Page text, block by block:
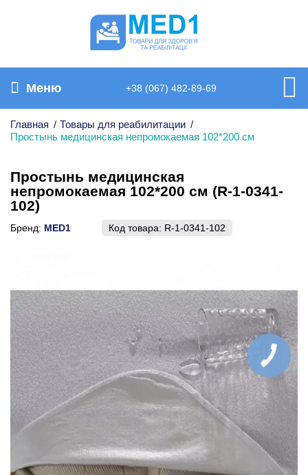
Меню +38 (067) 482-89-69
Главная / Товары для реабилитации /
Простынь медицинская непромокаемая 102*200 см
Простынь медицинская
непромокаемая 102*200 см (R-1-0341-
102)
Бренд: MED1 Код товара: R-1-0341-102